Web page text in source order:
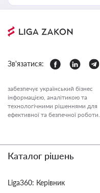
Зв'язатися:
забезпечує український бізнес
інформацією, аналітикою та
технологічними рішеннями для
ефективної та безпечної роботи.
Каталог рішень
Liga360: Керівник